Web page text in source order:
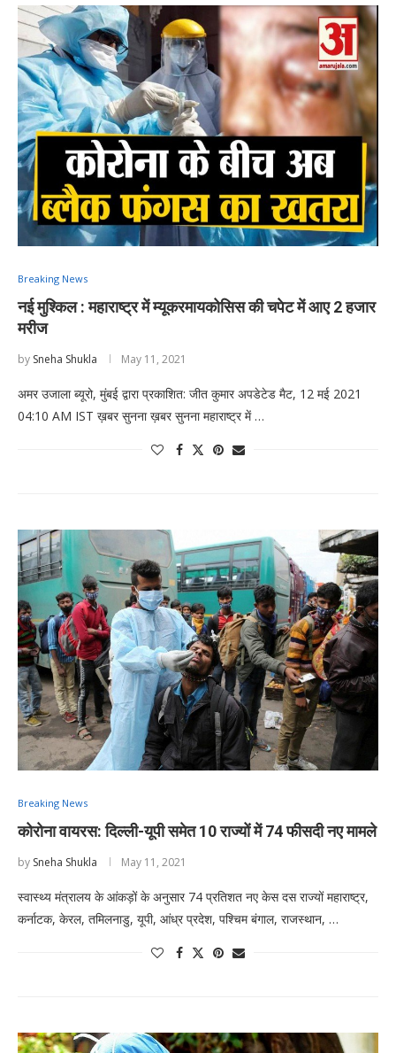
Breaking News
नई मुश्किल : महाराष्ट्र में म्यूकरमायकोसिस की चपेट में आए 2 हजार
मरीज
by Sneha Shukla May 11, 2021
अमर उजाला ब्यूरो, मुंबई द्वारा प्रकाशित: जीत कुमार अपडेटेड मैट, 12 मई 2021
04:10 AM IST ख़बर सुनना ख़बर सुनना महाराष्ट्र में …
Breaking News
कोरोना वायरस: दिल्ली-यूपी समेत 10 राज्यों में 74 फीसदी नए मामले
by Sneha Shukla May 11, 2021
स्वास्थ्य मंत्रालय के आंकड़ों के अनुसार 74 प्रतिशत नए केस दस राज्यों महाराष्ट्र,
कर्नाटक, केरल, तमिलनाडु, यूपी, आंध्र प्रदेश, पश्चिम बंगाल, राजस्थान, …